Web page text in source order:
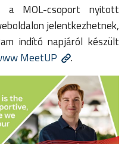
a MOL-csoport nyitott
jelentkezhetnek,
indító napjáról készült
MeetUP .